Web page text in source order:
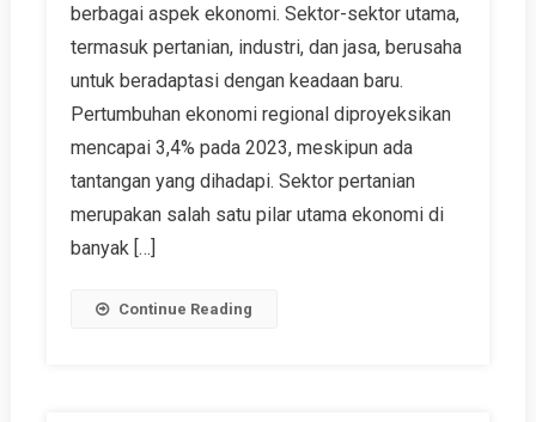
berbagai aspek ekonomi. Sektor-sektor utama,
termasuk pertanian, industri, dan jasa, berusaha
untuk beradaptasi dengan keadaan baru.
Pertumbuhan ekonomi regional diproyeksikan
mencapai 3,4% pada 2023, meskipun ada
tantangan yang dihadapi. Sektor pertanian
merupakan salah satu pilar utama ekonomi di
banyak […]
Continue Reading